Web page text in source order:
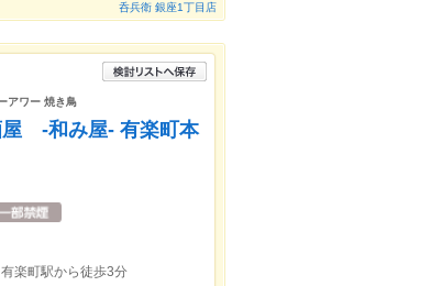
呑兵衛 銀座1丁目店
アワー 焼き鳥
屋 -和み屋- 有楽町本
楽町駅から徒歩3分